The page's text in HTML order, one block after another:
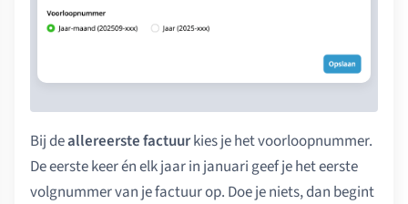
Bij deallereerste factuurkies je het voorloopnummer.
De eerste keer én elk jaar in januari geef je het eerste
volgnummer van je factuur op. Doe je niets, dan begint